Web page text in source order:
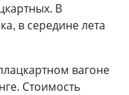
В
в середине лета
вагоне
Стоимость